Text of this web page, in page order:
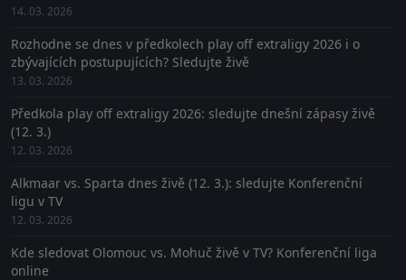
14. 03. 2026
Rozhodne se dnes v předkolech play off extraligy 2026 i o
zbývajících postupujících? Sledujte živě
13. 03. 2026
Předkola play off extraligy 2026: sledujte dnešní zápasy živě
(12. 3.)
12. 03. 2026
Alkmaar vs. Sparta dnes živě (12. 3.): sledujte Konferenční
ligu v TV
12. 03. 2026
Kde sledovat Olomouc vs. Mohuč živě v TV? Konferenční liga
online